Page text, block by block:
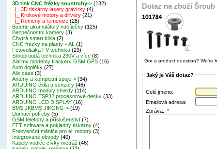
3D tisk CNC frézky soustruhy-> (132)
|_ 3D tiskárny lasery gravírky (4)
|_ Krokové motory a drivery (21)
|_ Řemeny a řemenice (28)
Baterie akumulátory nabíječky (125)
Bezpečnostní kamery (3)
Chytrá smart klika (2)
CNC frézky na plasty + AL
(1)
Fotovoltaika FV technika (29)
Silnoproudá technika 230V a více (8)
Alarmy modemy trackery GSM GPS (16)
Auto doplňky (27)
Alix case (3)
Antény a kompletní spoje-> (34)
ARDUINO čidla a senzory (46)
ARDUINO moduly shieldy (114)
ARDUINO ESP32 procesorové desky (33)
ARDUINO LCD DISPLAY (16)
BMS JKBMS JIKONG-> (19)
Domácí potřeby (5)
GSM telefony a příslušenství (7)
EET software a pokladny tiskárny (4)
Frekvenční měniče pro el. motory (3)
Integrované obvody (40)
Kabely vodiče cívky metráž (46)
Dotaz na zboží
Got a product question? We're
Jaký je Váš dotaz?
Celé jméno:
Emailová adresa:
Zpráva: *